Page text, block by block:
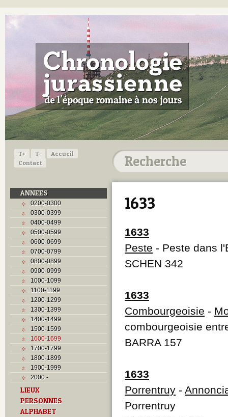
T+ T-
Accueil
Contact
ANNEES
0200-0300
0300-0399
0400-0499
0500-0599
0600-0699
0700-0799
0800-0899
0900-0999
1000-1099
1100-1199
1200-1299
1300-1399
1400-1499
1500-1599
1600-1699
1700-1799
1800-1899
1900-1999
2000 -
LIEUX
PERSONNES
ALPHABET
1633
1633
Peste - Peste dans
SCHEN 342
1633
Combourgeoisie -
combourgeoisie
BARRA 157
1633
Porrentruy -
Porrentruy